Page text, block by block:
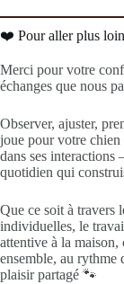
❤️ Pour aller plus
Merci pour votre
échanges que nous
Observer, ajuster,
joue pour votre
dans ses interactions
quotidien qui
Que ce soit à travers
individuelles, le
attentive à la maison,
ensemble, au rythme
plaisir partagé 🐾